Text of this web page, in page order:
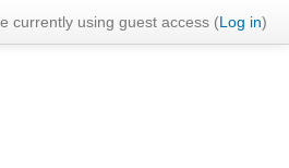
currently using guest access (Log in)